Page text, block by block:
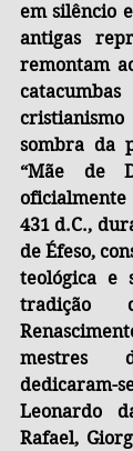
em silêncio
antigas
remontam
sombra da
“Mãe de
oficialmente
431 d.C.,
de Éfeso,
teológica e
tradição
mestres
dedicaram-
Leonardo
Rafael,